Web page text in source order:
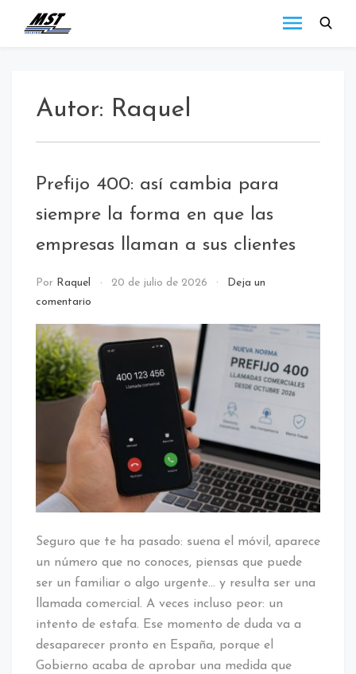
Autor: Raquel
Prefijo 400: así cambia para
siempre la forma en que las
empresas llaman a sus clientes
Por Raquel 20 de julio de 2026 Uncategorized
Deja un
comentario
Seguro que te ha pasado: suena el móvil, aparece
un número que no conoces, piensas que puede
ser un familiar o algo urgente… y resulta ser una
llamada comercial. A veces incluso peor: un
intento de estafa. Ese momento de duda va a
desaparecer pronto en España, porque el
Gobierno acaba de aprobar una medida que